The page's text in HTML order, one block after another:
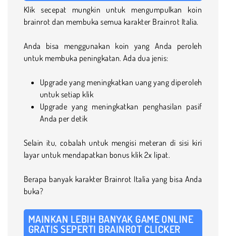
Klik secepat mungkin untuk mengumpulkan koin
brainrot dan membuka semua karakter Brainrot Italia.
Anda bisa menggunakan koin yang Anda peroleh
untuk membuka peningkatan. Ada dua jenis:
Upgrade yang meningkatkan uang yang diperoleh
untuk setiap klik
Upgrade yang meningkatkan penghasilan pasif
Anda per detik
Selain itu, cobalah untuk mengisi meteran di sisi kiri
layar untuk mendapatkan bonus klik 2x lipat.
Berapa banyak karakter Brainrot Italia yang bisa Anda
buka?
MAINKAN LEBIH BANYAK GAME ONLINE
GRATIS SEPERTI BRAINROT CLICKER